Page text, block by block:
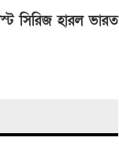
সিরিজ হারল ভারত